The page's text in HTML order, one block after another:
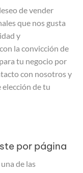
de vender
que nos gusta
y
la convicción de
tu negocio por
con nosotros y
elección de tu
por página
de las